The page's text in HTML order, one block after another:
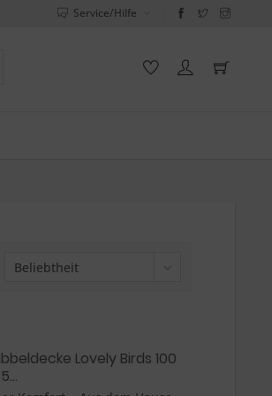
Service/Hilfe
Lovely Birds 100